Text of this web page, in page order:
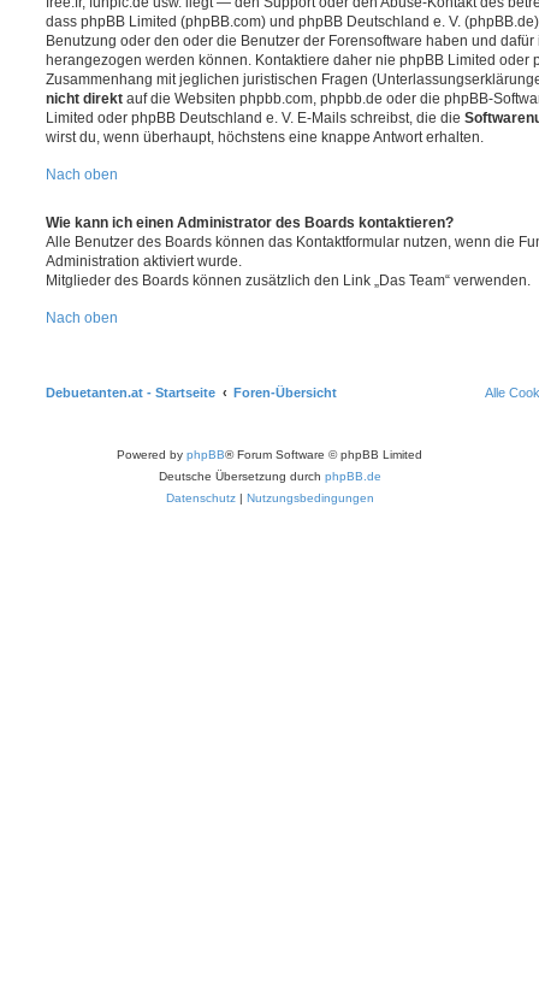
dass phpBB Limited (phpBB.com) und phpBB Deutschland e. V.
Benutzung oder den oder die Benutzer der Forensoftware haben und
herangezogen werden können. Kontaktiere daher nie phpBB Limited oder
Zusammenhang mit jeglichen juristischen Fragen
nicht direkt auf die Websiten phpbb.com, phpbb.de oder die phpBB-
Limited oder phpBB Deutschland e. V. E-Mails schreibst, die die
wirst du, wenn überhaupt, höchstens eine knappe Antwort erhalten.
Nach oben
Wie kann ich einen Administrator des Boards kontaktieren?
Alle Benutzer des Boards können das Kontaktformular nutzen, wenn die
Administration aktiviert wurde.
Mitglieder des Boards können zusätzlich den Link „Das Team“ verwenden.
Nach oben
Debuetanten.at - Startseite Foren-Übersicht Alle
Powered by phpBB® Forum Software © phpBB Limited
Deutsche Übersetzung durch phpBB.de
Datenschutz| Nutzungsbedingungen